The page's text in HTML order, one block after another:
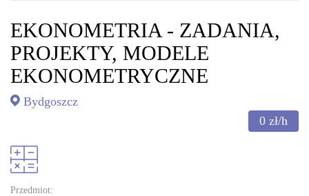
EKONOMETRIA - ZADANIA,
PROJEKTY, MODELE
EKONOMETRYCZNE
Bydgoszcz
0 zł/h
Przedmiot: